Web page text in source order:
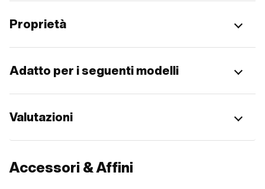
Proprietà
Adatto per i seguenti modelli
Valutazioni
Accessori & Affini